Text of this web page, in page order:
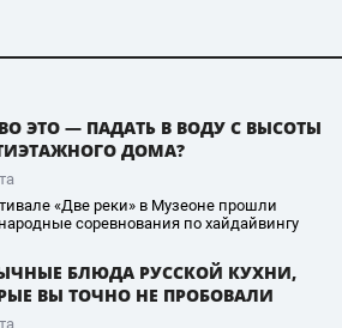
ЭТО — ПАДАТЬ В ВОДУ С ВЫСОТЫ
ДОМА?
«Две реки» в Музеоне прошли
соревнования по хайдайвингу
БЛЮДА РУССКОЙ КУХНИ,
ВЫ ТОЧНО НЕ ПРОБОВАЛИ